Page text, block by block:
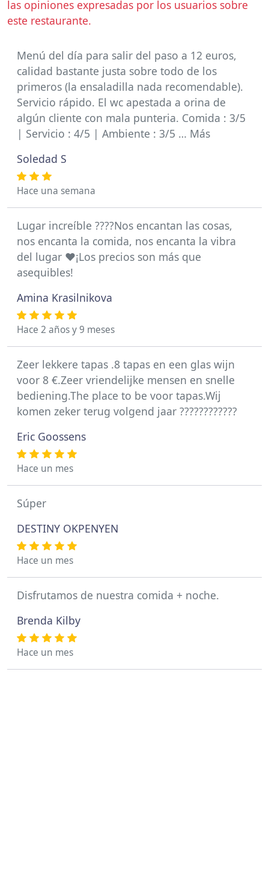
las opiniones expresadas por los usuarios sobre
este restaurante.
Menú del día para salir del paso a 12 euros,
calidad bastante justa sobre todo de los
primeros (la ensaladilla nada recomendable).
Servicio rápido. El wc apestada a orina de
algún cliente con mala punteria. Comida : 3/5
| Servicio : 4/5 | Ambiente : 3/5 … Más
Soledad S
Hace una semana
Lugar increíble ????Nos encantan las cosas,
nos encanta la comida, nos encanta la vibra
del lugar ❤️¡Los precios son más que
asequibles!
Amina Krasilnikova
Hace 2 años y 9 meses
Zeer lekkere tapas .8 tapas en een glas wijn
voor 8 €.Zeer vriendelijke mensen en snelle
bediening.The place to be voor tapas.Wij
komen zeker terug volgend jaar ????????????
Eric Goossens
Hace un mes
Súper
DESTINY OKPENYEN
Hace un mes
Disfrutamos de nuestra comida + noche.
Brenda Kilby
Hace un mes